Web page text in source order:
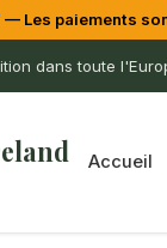
— Les paiements
dans toute
Accueil